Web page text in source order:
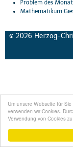
Um unsere Webseite für
verwenden wir Cookies.
Verwendung von Cookies zu.
Problem des
Mathematikum
© 2026 Herzog-